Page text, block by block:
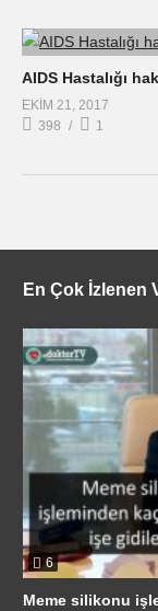
AIDS Hastalığı
EKIM 21, 2017
398
1
En Çok İzlenen
6
Meme silikonu